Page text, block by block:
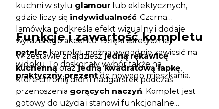
kuchni w stylu glamour lub eklektycznych,
gdzie liczy się indywidualność. Czarna
lamówka podkreśla efekt wizualny i dodaje
wyrazistego akcentu. Dzięki estetycznej
pętelce komplet można wygodnie zawiesić na
widoku. To doskonały wybór także na
praktyczny prezent do nowego mieszkania.
Funkcje i zawartość kompletu
W zestawie znajdzieszjedną rękawicę
kuchennąorazjedną kwadratową łapkę,
które chronią dłoń i nadgarstek podczas
przenoszenia gorących naczyń. Komplet jest
gotowy do użycia i stanowi funkcjonalne